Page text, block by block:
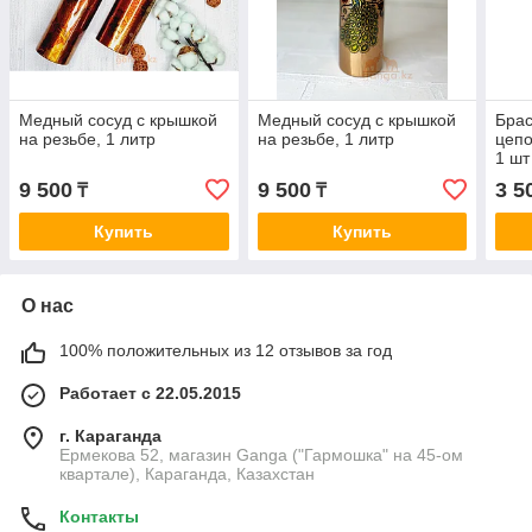
Медный сосуд с крышкой
на резьбе, 1 литр
9 500 ₸
Купить
Медный сосуд с крышкой
на резьбе, 1 литр
9 500₸
Купить
1 шт
3
О нас
100% положительных из 12 отзывов за год
Работает с 22.05.2015
г. Караганда
Ермекова 52, магазин Ganga ("Гармошка" на 45-ом
квартале), Караганда, Казахстан
Контакты